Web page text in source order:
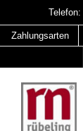
to
content
Telefon:
Zahlungsarten